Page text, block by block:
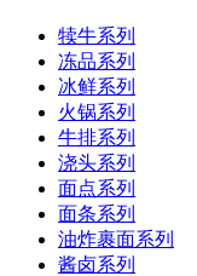
犊牛系列
冻品系列
冰鲜系列
火锅系列
牛排系列
浇头系列
面点系列
面条系列
油炸裹面系列
酱卤系列